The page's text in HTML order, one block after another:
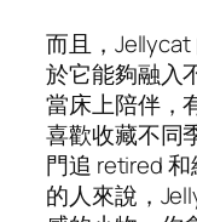
而且，
於它能夠融入
當床上陪伴，
喜歡收藏不同
門追 retired
的人來說，